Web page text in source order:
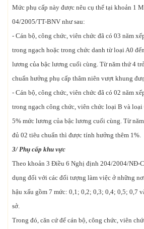
Mức phụ cấp này được nêu cụ thể tại khoản 1
04/2005/TT-BNV như sau:
- Cán bộ, công chức, viên chức đã có 03 năm
trong ngạch hoặc trong chức danh từ loại A0
lương của bậc lương cuối cùng. Từ năm thứ 4
chuẩn hưởng phụ cấp thâm niên vượt khung
- Cán bộ, công chức, viên chức đã có 02 năm
trong ngạch công chức, viên chức loại B và loại
5% mức lương của bậc lương cuối cùng. Từ
đủ 02 tiêu chuẩn thì được tính hưởng thêm 1%.
3/ Phụ cấp khu vực
Theo khoản 3 Điều 6 Nghị định 204/2004/NĐ-
dụng đối với các đối tượng làm việc ở những
hậu xấu gồm 7 mức: 0,1; 0,2; 0,3; 0,4; 0,5; 0,7
sở.
Trong đó, căn cứ để cán bộ, công chức, viên